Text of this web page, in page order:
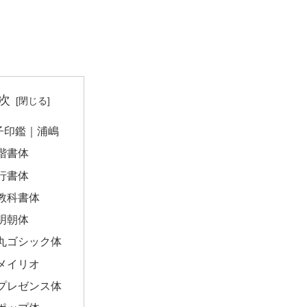
印鑑｜浦嶋
書体
書体
科書体
朝体
ゴシック体
イリオ
レゼンス体